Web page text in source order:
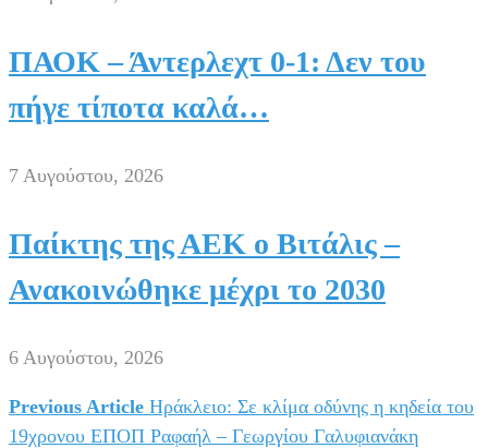
ΠΑΟΚ – Άντερλεχτ 0-1: Δεν του
πήγε τίποτα καλά…
7 Αυγούστου, 2026
Παίκτης της ΑΕΚ ο Βιτάλις –
Ανακοινώθηκε μέχρι το 2030
6 Αυγούστου, 2026
Πλοήγηση
Previous Article Ηράκλειο: Σε κλίμα οδύνης η κηδεία του
19χρονου ΕΠΟΠ Ραφαήλ – Γεωργίου Γαλυφιανάκη